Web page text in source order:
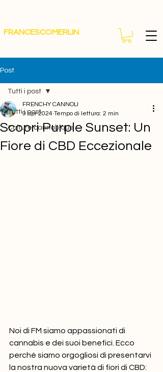
FRANCESCOMERLIN
Post
Tutti i post
Culture cannabique
Tutti i post
Scopri Purple Sunset: Un
Fiore di CBD Eccezionale
FRENCHY CANNOLI
9 apr 2024 Tempo di lettura: 2 min
Noi di FM siamo appassionati di
cannabis e dei suoi benefici. Ecco
perché siamo orgogliosi di presentarvi
la nostra nuova varietà di fiori di CBD: